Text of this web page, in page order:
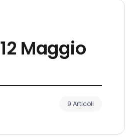
12 Maggio
9 Articoli